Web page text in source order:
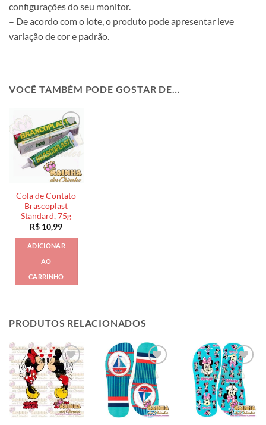
configurações do seu monitor.
– De acordo com o lote, o produto pode apresentar leve
variação de cor e padrão.
VOCÊ TAMBÉM PODE GOSTAR DE…
Cola de Contato
Brascoplast
Standard, 75g
R$ 10,99
ADICIONAR
AO
CARRINHO
PRODUTOS RELACIONADOS